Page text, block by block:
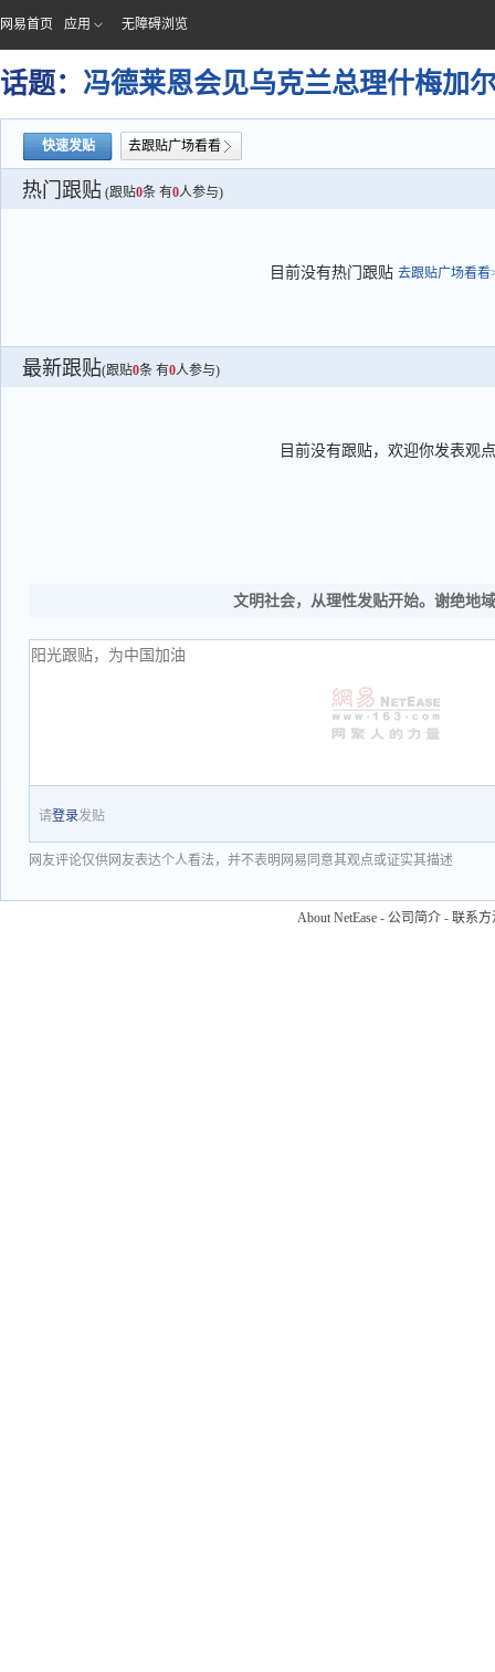
网易首页 应用 无障碍浏览
话题： 冯德莱恩会见乌克兰总理什梅加
快速发贴 去跟贴广场看看
热门跟贴 (跟贴0条 有0人参与)
目前没有热门跟贴 去跟贴广场看看
最新跟贴(跟贴0条 有0人参与)
目前没有跟贴，欢迎你发表观点
文明社会，从理性发贴开始。谢绝地
请登录发贴
网友评论仅供网友表达个人看法，并不表明网易同意其观点或证实其描述
About NetEase - 公司简介 - 联系方